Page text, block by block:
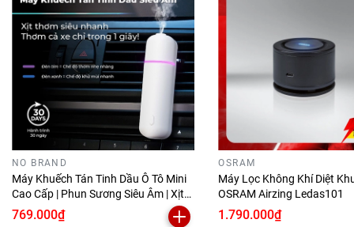
Đặt vào không gian trong nhà / tủ / phòng
👉 Lắp trong 5 giây – dùng cả tháng
👉Hộp 6 chai tinh dầu – tha hồ mà dùng
KHÔNG CHỈ DÙNG CHO XE
Dùng cực tốt cho không gian nhỏ:
•🚗 Ô tô
•🛏️ Phòng ngủ
•👕Tủ quần áo
NO BRAND
Máy Khuếch Tán Tinh Dầu Ô Tô Mini
Cao Cấp | Phun Sương Siêu Âm | Xịt
Thơm Tự Động FK01
769.000₫
OSRAM
Máy Lọc Không Khí Diệt
OSRAM Airzing Ledas101
1.790.000₫